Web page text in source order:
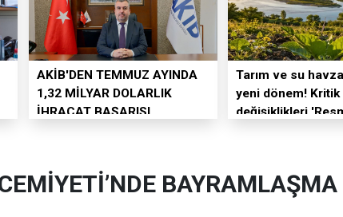
AKİB'DEN TEMMUZ AYINDA
1,32 MİLYAR DOLARLIK
İHRACAT BAŞARISI
Tarım ve su
yeni dönem!
değişiklikleri
BAYRAMLAŞMA